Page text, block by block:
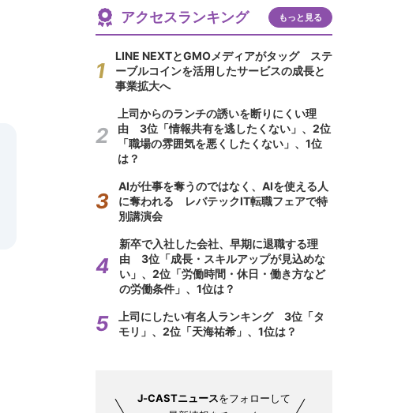
アクセスランキング もっと見る
LINE NEXTとGMOメディアがタッグ ステ
ーブルコインを活用したサービスの成長と
事業拡大へ
上司からのランチの誘いを断りにくい理
由 3位「情報共有を逃したくない」、2位
「職場の雰囲気を悪くしたくない」、1位
は？
AIが仕事を奪うのではなく、AIを使える人
に奪われる レバテックIT転職フェアで特
別講演会
新卒で入社した会社、早期に退職する理
由 3位「成長・スキルアップが見込めな
い」、2位「労働時間・休日・働き方など
の労働条件」、1位は？
上司にしたい有名人ランキング 3位「タ
モリ」、2位「天海祐希」、1位は？
J-CASTニュースをフォローして